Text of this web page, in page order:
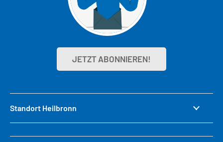
JETZT ABONNIEREN!
Standort Heilbronn